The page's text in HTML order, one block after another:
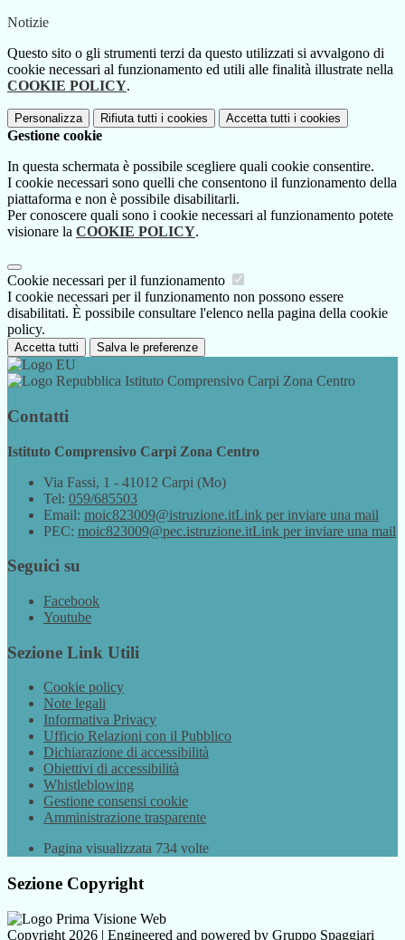
Notizie
Questo sito o gli strumenti terzi da questo utilizzati si avvalgono di
cookie necessari al funzionamento ed utili alle finalità illustrate nella
COOKIE POLICY.
Personalizza Rifiuta tutti i cookies Accetta tutti i cookies
Gestione cookie
In questa schermata è possibile scegliere quali cookie consentire.
I cookie necessari sono quelli che consentono il funzionamento della
piattaforma e non è possibile disabilitarli.
Per conoscere quali sono i cookie necessari al funzionamento potete
visionare la COOKIE POLICY.
Cookie necessari per il funzionamento
I cookie necessari per il funzionamento non possono essere
disabilitati. È possibile consultare l'elenco nella pagina della cookie
policy.
Accetta tutti Salva le preferenze
Istituto Comprensivo Carpi Zona Centro
Contatti
Istituto Comprensivo Carpi Zona Centro
Via Fassi, 1 - 41012 Carpi (Mo)
Tel: 059/685503
Email: moic823009@istruzione.itLink per inviare una mail
PEC: moic823009@pec.istruzione.itLink per inviare una mail
Seguici su
Facebook
Youtube
Sezione Link Utili
Cookie policy
Note legali
Informativa Privacy
Ufficio Relazioni con il Pubblico
Dichiarazione di accessibilità
Obiettivi di accessibilità
Whistleblowing
Gestione consensi cookie
Amministrazione trasparente
Pagina visualizzata 734 volte
Sezione Copyright
Copyright 2026 | Engineered and powered by Gruppo Spaggiari